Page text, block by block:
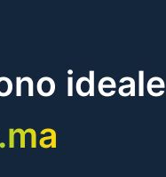
ideale